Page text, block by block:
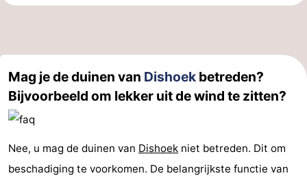
Duiveland
Brouwershaven
-
Bruinisse
-
Natuur
-
Mag je de duinen van Dishoek betreden?
Bijvoorbeeld om lekker uit de wind te zitten?
Nee, u mag de duinen van Dishoek niet betreden. Dit om
beschadiging te voorkomen. De belangrijkste functie van